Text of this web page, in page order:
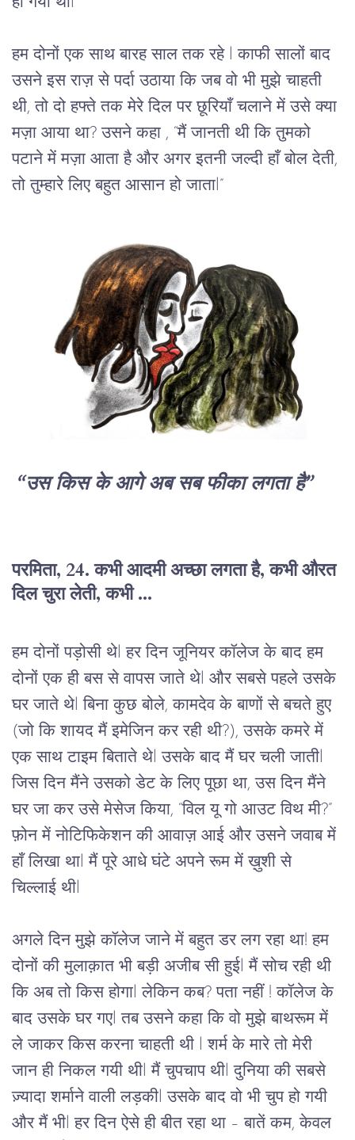
हम दोनों एक साथ बारह साल तक रहे l काफी सालों बाद
उसने इस राज़ से पर्दा उठाया कि जब वो भी मुझे चाहती
थी, तो दो हफ्ते तक मेरे दिल पर छूरियाँ चलाने में उसे क्या
मज़ा आया था? उसने कहा , “मैं जानती थी कि तुमको
पटाने में मज़ा आता है और अगर इतनी जल्दी हाँ बोल देती,
तो तुम्हारे लिए बहुत आसान हो जाता l”
“उस किस के आगे अब सब फीका लगता है”
परमिता, 24. कभीआदमीअच्छालगताहै, कभीऔरत
दिलचुरालेती, कभी ...
हम दोनों पड़ोसी थे l हर दिन जूनियर कॉलेज के बाद हम
दोनों एक ही बस से वापस जाते थे और सबसे पहले उसके
घर जाते थे l बिना कुछ बोले, कामदेव के बाणों से बचते हुए
(जो कि शायद मैं इमेजिन कर रही थी?), उसके कमरे में
एक साथ टाइम बिताते थे l उसके बाद मैं घर चली जाती
जिस दिन मैंने उसको डेट के लिए पूछा था, उस दिन मैंने
घर जा कर उसे मेसेज किया, “विल यू गो आउट विथ मी?”
फ़ोन में नोटिफिकेशन की आवाज़ आई और उसने जवाब में
हाँ लिखा था l मैं पूरे आधे घंटे अपने रूम में ख़ुशी से
चिल्लाई थी
अगले दिन मुझे कॉलेज जाने में बहुत डर लग रहा था! हम
दोनों की मुलाक़ात भी बड़ी अजीब सी हुई l मैं सोच रही थी
कि अब तो किस होगा l लेकिन कब? पता नहीं ! कॉलेज के
बाद उसके घर गएl तब उसने कहा कि वो मुझे बाथरूम में
ले जाकर किस करना चाहती थी l शर्म के मारे तो मेरी
जान ही निकल गयी थी l मैं चुपचाप थी l दुनिया की सबसे
ज़्यादा शर्माने वाली लड़की l उसके बाद वो भी चुप हो गयी
और मैं भी l हर दिन ऐसे ही बीत रहा था – बातें कम, केवल